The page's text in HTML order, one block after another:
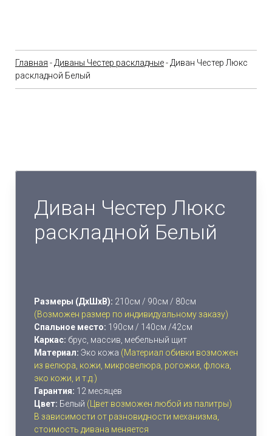
Главная -Диваны Честер раскладные- Диван Честер Люкс
раскладной Белый
Диван Честер Люкс
раскладной Белый
Размеры (ДхШхВ): 210см / 90см / 80см
(Возможен размер по индивидуальному заказу)
Спальное место: 190см / 140см /42см
Каркас: брус, массив, мебельный щит
Материал: Эко кожа (Материал обивки возможен
из велюра, кожи, микровелюра, рогожки, флока,
эко кожи, и т.д.)
Гарантия: 12 месяцев
Цвет: Белый (Цвет возможен любой из палитры)
В зависимости от разновидности механизма,
стоимость дивана меняется